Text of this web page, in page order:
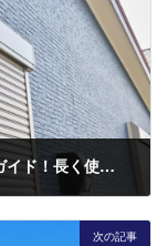
窓の電動シャッターで多いトラブル解決ガイド！長く使うためのポイントもご紹介
次の記事